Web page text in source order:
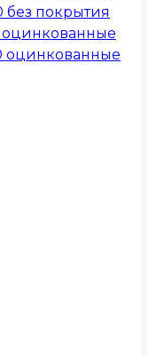
без покрытия
оцинкованные
оцинкованные